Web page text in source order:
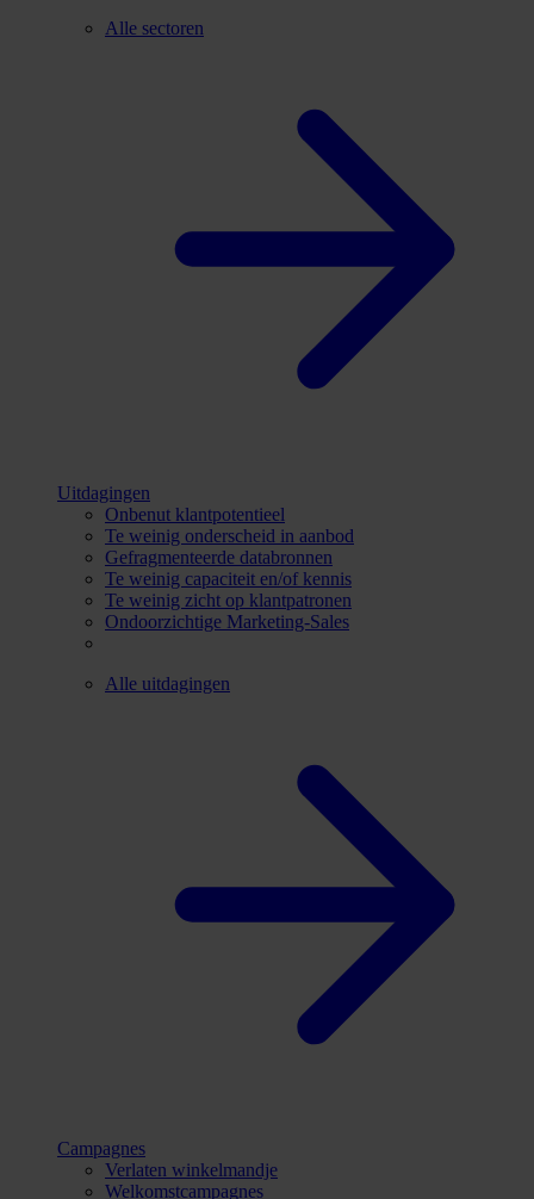
Alle sectoren
Uitdagingen
Onbenut klantpotentieel
Te weinig onderscheid in aanbod
Gefragmenteerde databronnen
Te weinig capaciteit en/of kennis
Te weinig zicht op klantpatronen
Ondoorzichtige Marketing-Sales
Alle uitdagingen
Campagnes
Verlaten winkelmandje
Welkomstcampagnes